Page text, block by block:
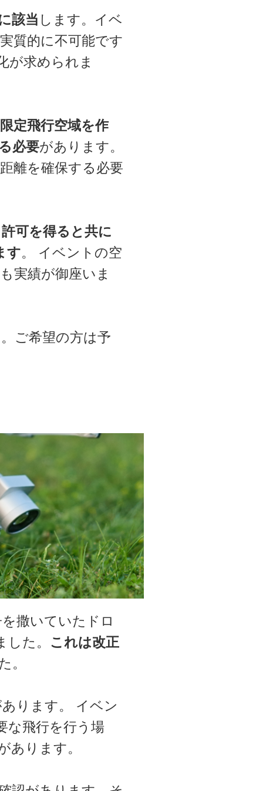
該当 します。イベ
質的に不可能です
が求められま
限定飛行空域を作
必要があります。
離を確保する必要
可を得ると共に
す。 イベントの空
実績が御座いま
ご希望の方は予
撒いていたドロ
た。 これは改正
。
ります。 イベン
な飛行を行う場
あります。